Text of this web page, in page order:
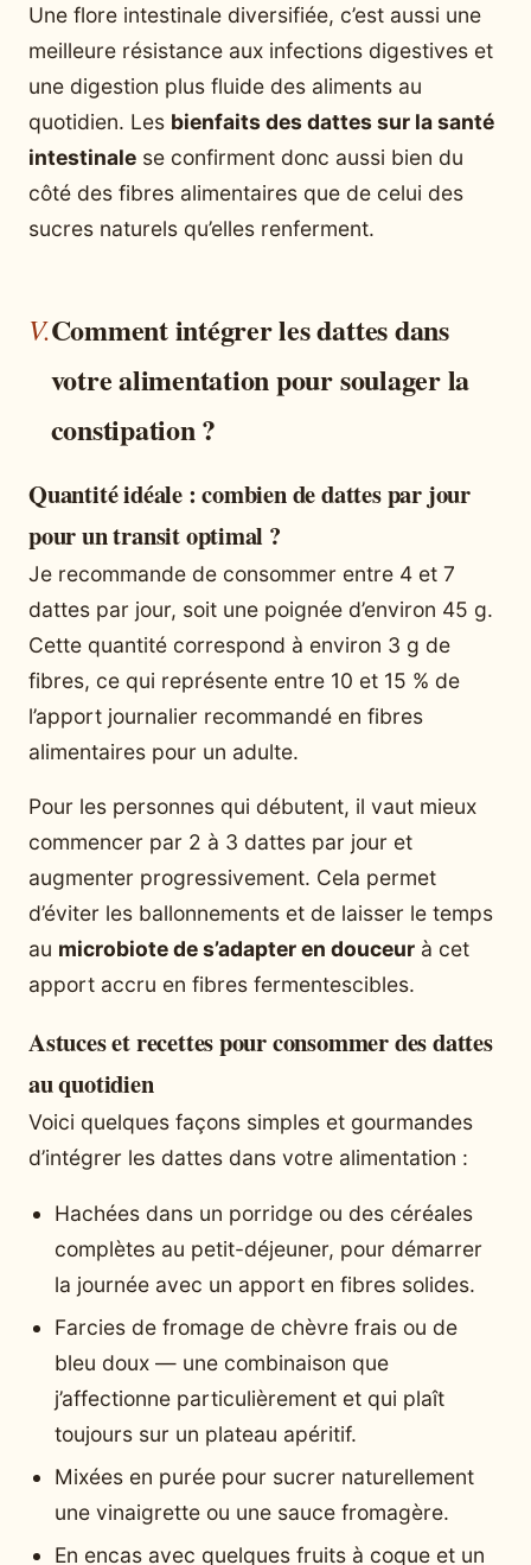
Une flore intestinale diversifiée, c’est aussi une
meilleure résistance aux infections digestives et
une digestion plus fluide des aliments au
quotidien. Les bienfaits des dattes sur la santé
intestinale se confirment donc aussi bien du
côté des fibres alimentaires que de celui des
sucres naturels qu’elles renferment.
Comment intégrer les dattes dans
votre alimentation pour soulager la
constipation ?
Quantité idéale : combien de dattes par jour
pour un transit optimal ?
Je recommande de consommer entre 4 et 7
dattes par jour, soit une poignée d’environ 45 g.
Cette quantité correspond à environ 3 g de
fibres, ce qui représente entre 10 et 15 % de
l’apport journalier recommandé en fibres
alimentaires pour un adulte.
Pour les personnes qui débutent, il vaut mieux
commencer par 2 à 3 dattes par jour et
augmenter progressivement. Cela permet
d’éviter les ballonnements et de laisser le temps
au microbiote de s’adapter en douceur à cet
apport accru en fibres fermentescibles.
Astuces et recettes pour consommer des dattes
au quotidien
Voici quelques façons simples et gourmandes
d’intégrer les dattes dans votre alimentation :
Hachées dans un porridge ou des céréales
complètes au petit-déjeuner, pour démarrer
la journée avec un apport en fibres solides.
Farcies de fromage de chèvre frais ou de
bleu doux — une combinaison que
j’affectionne particulièrement et qui plaît
toujours sur un plateau apéritif.
Mixées en purée pour sucrer naturellement
une vinaigrette ou une sauce fromagère.
En encas avec quelques fruits à coque et un